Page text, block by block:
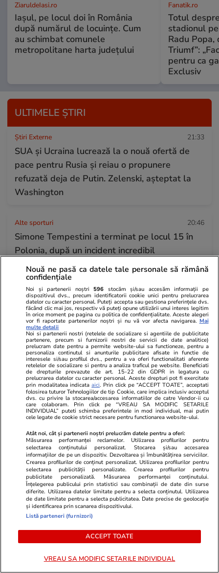
ZiaruldeIasi.ro
Iașul, pe locul doi în România
după numărul de locuințe. Cum
au schimbat comunele
metropolitane harta județului
Fanatik.ro
Totul
stadionul
Radu Popa,
Triumf”:
pentru ca
Exclusiv
ULTIMELE ȘTIRI
Știri Externe 21:33
SUA și Ucraina lucrează la o nouă ofertă de
pace pentru Rusia și reiau o propunere
refuzată deja de Putin. Zelenski, așteptat la
Washington
Alte sporturi 20:46
Simone Tempestini a terminat pe locul 15 în
Polonia, după un incident incredibil
Știri Externe
De ce atacă Ucraina nave iraniene? Teheranul
confirmă loviturile revendicate de Volodimir
Zelenski
Auto 20:30
Românii plătesc cu aproape 20% mai mult pe
unele mașini second-hand. Un studiu arată
cum te păcălește kilometrajul dat înapoi
TRENDING
Horoscop 21:50
Horoscop 27 iulie 2026. Balanțele vor simți
nevoia să scoată la lumină talente și înzestrări
pe care le folosesc rar sau deloc
Român întors acasă după 25 de ani în
Nouă ne pasă ca datele tale personale să rămână
confidențiale
Noi și partenerii noștri 596 stocăm și/sau accesăm informații pe
dispozitivul dvs., precum identificatorii cookie unici pentru prelucrarea
datelor cu caracter personal. Puteți accepta sau gestiona preferințele dvs.
făcând clic mai jos, respectiv vă puteți opune utilizării unui interes legitim
în orice moment pe pagina cu politica de confidențialitate. Aceste alegeri
vor fi raportate partenerilor noștri și nu vă vor afecta navigarea. Mai
multe detalii
Noi si partenerii nostri (retelele de socializare si agentiile de publicitate
partenere, precum si furnizorii nostri de servicii de date analitice)
prelucram date pentru a permite website-ului sa functioneze, pentru a
personaliza continutul si anunturile publicitare afisate in functie de
interesele si/sau profilul dvs., pentru a va oferi functionalitati aferente
retelelor de socializare si pentru a analiza traficul pe website. Beneficiati
de drepturile prevazute de art. 15-22 din GDPR in legatura cu
prelucrarea datelor cu caracter personal. Aceste drepturi pot fi exercitate
prin modalitatea indicataaici. Prin click pe “ACCEPT TOATE”, acceptati
folosirea tuturor Tehnologiilor de tip Cookie, care implica inclusiv acceptul
dvs. cu privire la stocarea/accesarea informatiilor de catre Vendor-ii cu
care colaboram. Prin click pe “VREAU SA MODIFIC SETARILE
INDIVIDUAL” puteti schimba preferintele in mod individual, mai putin
cele legate de cookie strict necesare pentru functionarea website-ului.
Atât noi, cât și partenerii noștri prelucrăm datele pentru a oferi:
Măsurarea performanței reclamelor. Utilizarea profilurilor pentru
selectarea conținutului personalizat. Stocarea și/sau accesarea
informațiilor de pe un dispozitiv. Dezvoltarea și îmbunătățirea serviciilor.
Crearea profilurilor de conținut personalizat. Utilizarea profilurilor pentru
selectarea publicității personalizate. Crearea profilurilor pentru
publicitate personalizată. Măsurarea performanței conținutului.
Înțelegerea publicului prin statistici sau combinații de date din surse
diferite. Utilizarea datelor limitate pentru a selecta conținutul. Utilizarea
de date limitate pentru a selecta publicitatea. Date precise de geolocație
și identificarea prin scanarea dispozitivului.
Listă parteneri (furnizori)
ACCEPT TOATE
VREAU SA MODIFIC SETARILE INDIVIDUAL